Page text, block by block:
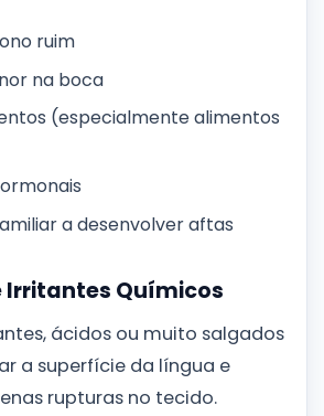
ruim
na boca
(especialmente alimentos
a desenvolver aftas
Irritantes Químicos
ácidos ou muito salgados
a superfície da língua e
rupturas no tecido.